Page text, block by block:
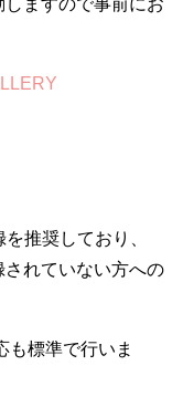
推奨しており、
れていない方への
も標準で行いま